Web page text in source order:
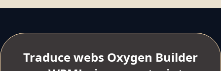
Traduce webs Oxygen Builder